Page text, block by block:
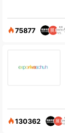
75877
130362